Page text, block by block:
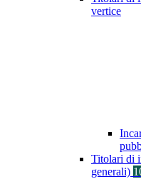
vertice
Titolari di
generali)